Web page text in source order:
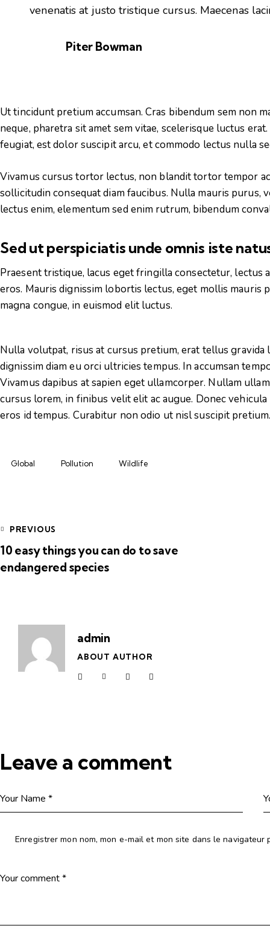
venenatis at justo tristique cursus. Maecenas
Piter Bowman
Ut tincidunt pretium accumsan. Cras bibendum sem non
neque, pharetra sit amet sem vitae, scelerisque luctus
feugiat, est dolor suscipit arcu, et commodo lectus nulla
Vivamus cursus tortor lectus, non blandit tortor tempor
sollicitudin consequat diam faucibus. Nulla mauris purus,
lectus enim, elementum sed enim rutrum, bibendum
Sed ut perspiciatis unde omnis iste
Praesent tristique, lacus eget fringilla consectetur, lectus
eros. Mauris dignissim lobortis lectus, eget mollis
magna congue, in euismod elit luctus.
Nulla volutpat, risus at cursus pretium, erat tellus
dignissim diam eu orci ultricies tempus. In accumsan
Vivamus dapibus at sapien eget ullamcorper. Nullam
cursus lorem, in finibus velit elit ac augue. Donec
eros id tempus. Curabitur non odio ut nisl suscipit
Global Pollution Wildlife
PREVIOUS
10 easy things you can do to save
endangered species
admin
ABOUT AUTHOR
Leave a comment
Enregistrer mon nom, mon e-mail et mon site dans le navigateur